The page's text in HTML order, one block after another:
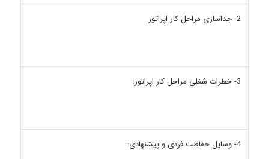
2- جداسازی مراحل کار اپراتور
3- خطرات شغلی مراحل کار اپراتور:
4- وسایل حفاظت فردی و پیشنهادی: